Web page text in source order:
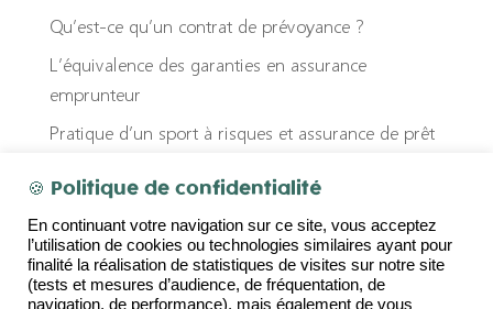
Qu’est-ce qu’un contrat de prévoyance ?
L’équivalence des garanties en assurance
emprunteur
Pratique d’un sport à risques et assurance de prêt
Fausse déclaration et assurance emprunteur
Commentaires récents
🍪 Politique de confidentialité
En continuant votre navigation sur ce site, vous acceptez
l’utilisation de cookies ou technologies similaires ayant pour
finalité la réalisation de statistiques de visites sur notre site
(tests et mesures d’audience, de fréquentation, de
navigation, de performance), mais également de vous